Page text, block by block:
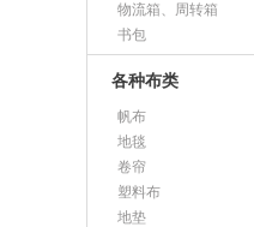
物流箱、周转箱
书包
各种布类
帆布
地毯
卷帘
塑料布
地垫